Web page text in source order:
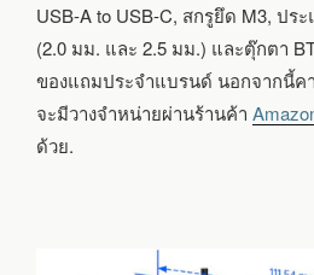
USB-A to USB-C, สกรูยึด M3, ปร
(2.0 มม. และ 2.5 มม.) และตุ๊กตา
ของแถมประจำแบรนด์ นอกจากนี้ค
จะมีวางจำหน่ายผ่านร้านค้า
ด้วย.